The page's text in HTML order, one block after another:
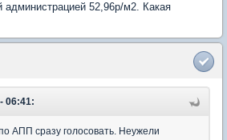
52,96р/м2. Какая
06:41:
АПП сразу голосовать. Неужели